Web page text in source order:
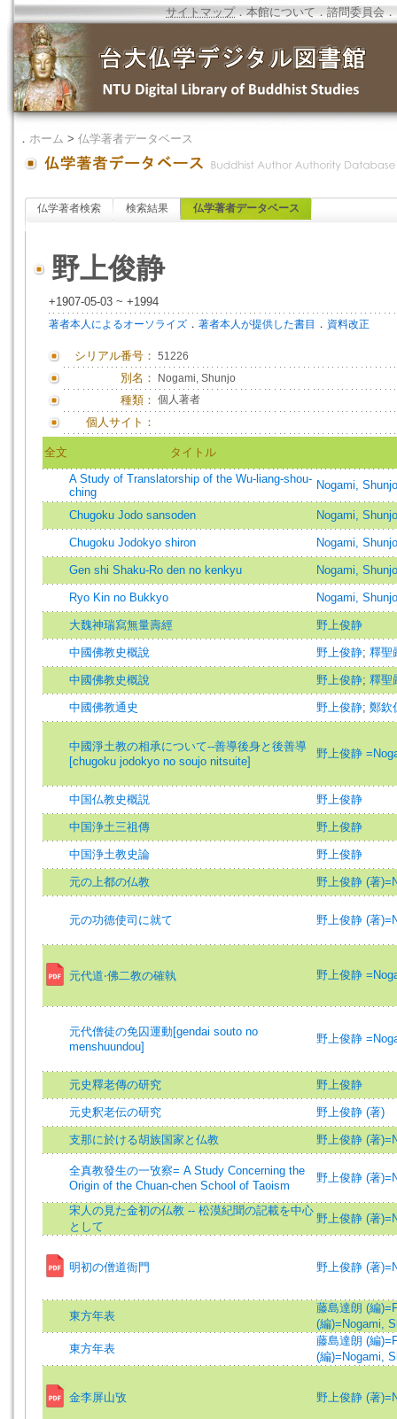
サイトマップ．本館について ．諮問委員会 ．
． ホーム > 仏学著者データベース
仏学著者検索 検索結果 仏学著者データベース
野上俊静
+1907-05-03 ~ +1994
著者本人によるオーソライズ ． 著者本人が提供した書目 ． 資料改正
シリアル番号： 51226
別名： Nogami, Shunjo
種類： 個人著者
個人サイト：
全文
タイトル
A Study of Translatorship of the Wu-liang-shou-
ching
Nogami,
Chugoku Jodo sansoden Nogami, Shunjo
Chugoku Jodokyo shiron Nogami, Shunjo
Gen shi Shaku-Ro den no kenkyu Nogami, Shunjo
Ryo Kin no Bukkyo Nogami, Shunjo
大魏神瑞寫無量壽經 野上俊静
中國佛教史概說 野上俊静; 釋聖
中國佛教史概說 野上俊静; 釋聖
中國佛教通史 野上俊静; 鄭欽
中國淨土教の相承について--善導後身と後善導
[chugoku jodokyo no soujo nitsuite]
野上俊静
中国仏教史概説 野上俊静
中国浄土三祖傳 野上俊静
中国浄土教史論 野上俊静
元の上都の仏教 野上俊静 (著
元の功德使司に就て 野上俊静 (著
元代道‧佛二教の確執 野上俊静
元代僧徒の免囚運動[gendai souto no
menshuundou]
野上俊静
元史釋老傳の研究 野上俊静
元史釈老伝の研究 野上俊静 (著)
支那に於ける胡族国家と仏教 野上俊静 (著
全真教發生の一攷察= A Study Concerning the
Origin of the Chuan-chen School of Taoism
野上俊静 (著
宋人の見た金初の仏教 -- 松漠紀聞の記載を中心
として
野上俊静 (著
明初の僧道衙門 野上俊静 (著
東方年表
藤島達朗 (編
(編)=Nogami,
東方年表
藤島達朗 (編
(編)=Nogami,
金李屏山攷 野上俊静 (著